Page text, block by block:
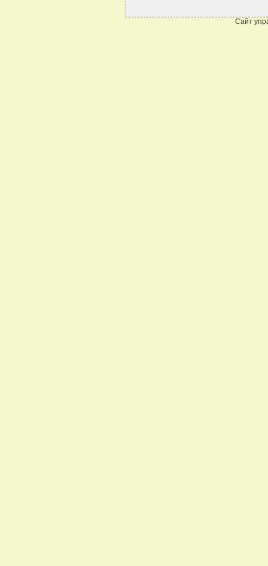
Сайт